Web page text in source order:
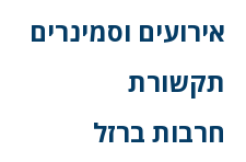
אירועים וסמינרים
תקשורת
חרבות ברזל